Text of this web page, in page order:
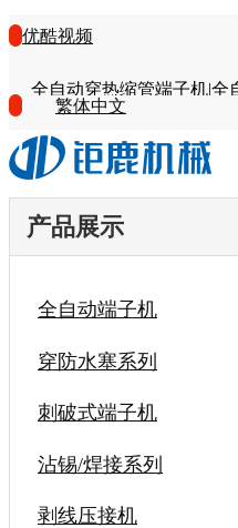
优酷视频
全自动穿热缩管端子机|全
繁体中文
产品展示
全自动端子机
穿防水塞系列
刺破式端子机
沾锡/焊接系列
剥线压接机